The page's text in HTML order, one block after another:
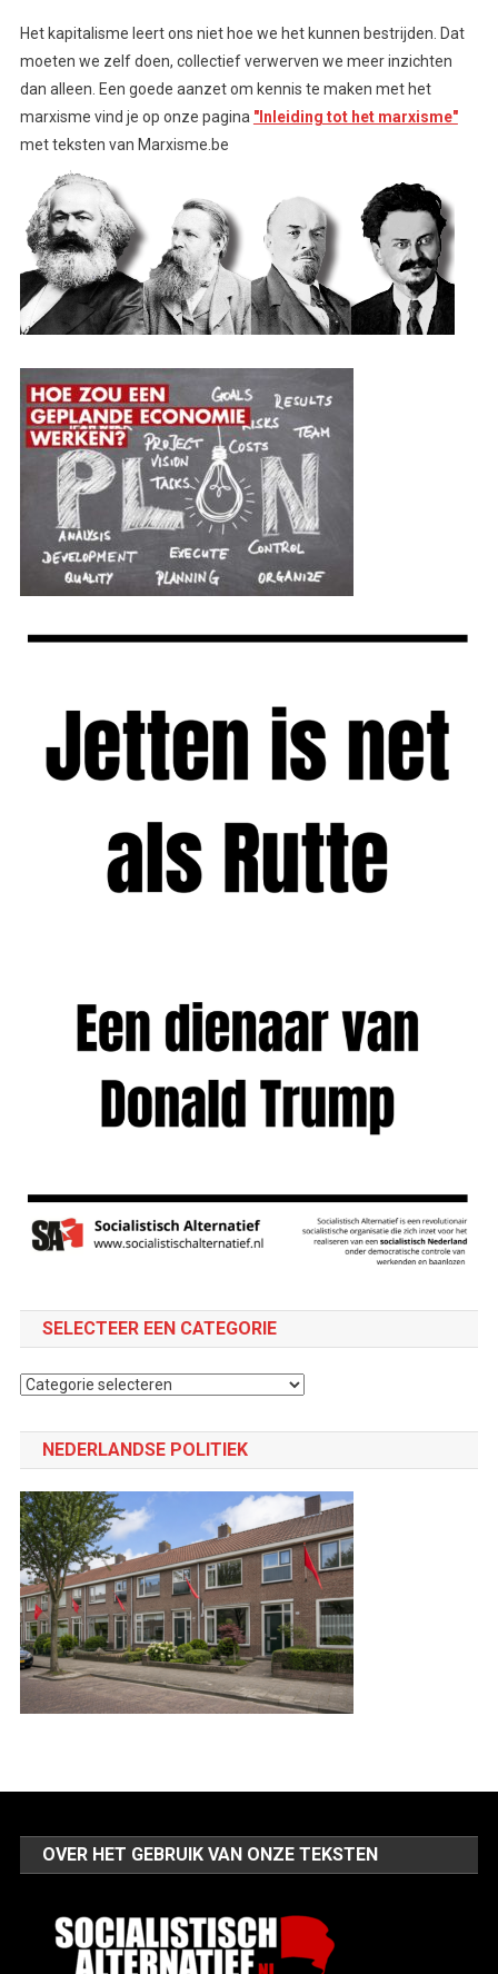
Het kapitalisme leert ons niet hoe we het kunnen bestrijden. Dat
moeten we zelf doen, collectief verwerven we meer inzichten
dan alleen. Een goede aanzet om kennis te maken met het
marxisme vind je op onze pagina "Inleiding tot het marxisme"
met teksten van Marxisme.be
SELECTEER EEN CATEGORIE
Selecteer
NEDERLANDSE POLITIEK
OVER HET GEBRUIK VAN ONZE TEKSTEN